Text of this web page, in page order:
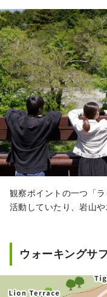
観察ポイントの一つ「
活動していたり、岩山
ウォーキングサ